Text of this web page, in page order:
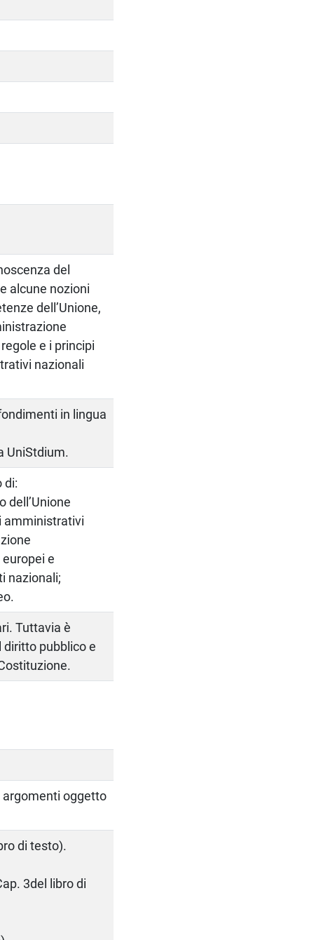
del
alcune nozioni
dell’Unione,
e i principi
nazionali
in lingua
UniStdium.
di:
dell’Unione
amministrativi
e
nazionali;
Tuttavia è
pubblico e
argomenti oggetto
di testo).
3del libro di